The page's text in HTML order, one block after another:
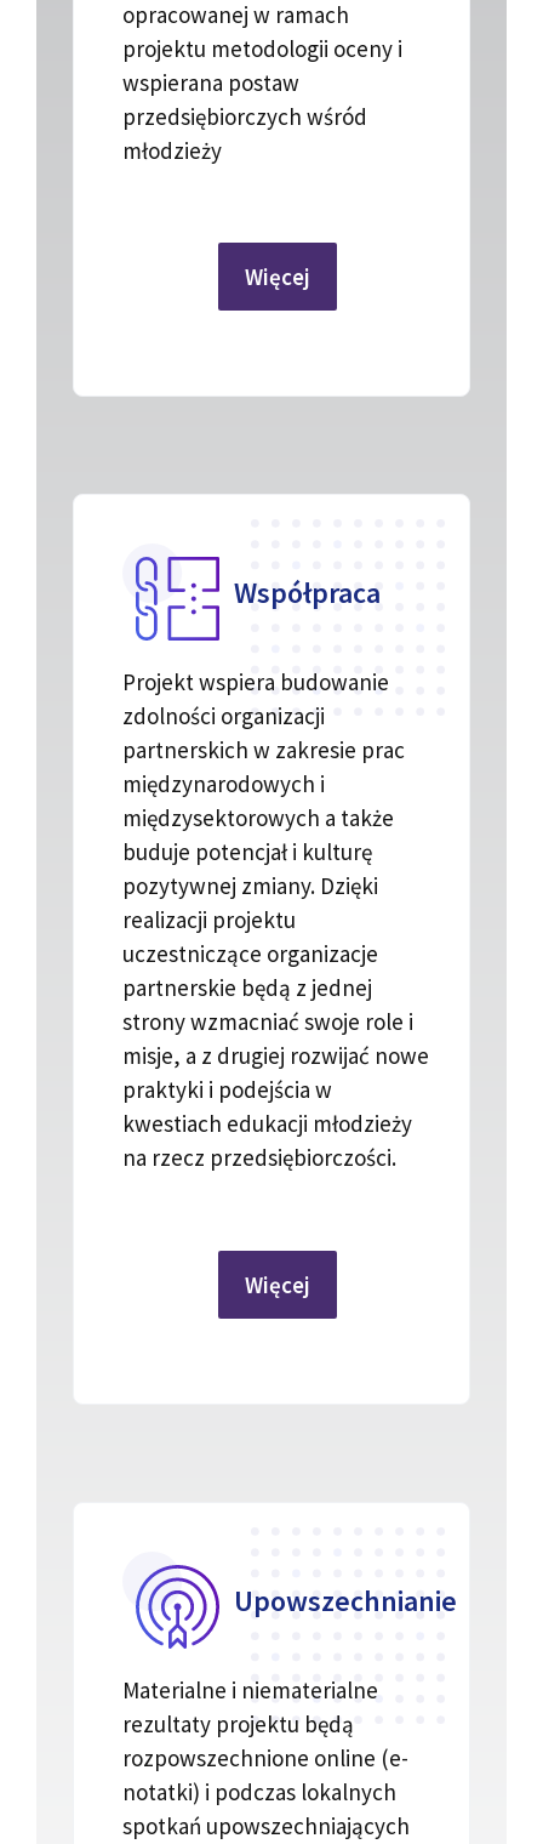
opracowanej w ramach
projektu metodologii oceny i
wspierana postaw
przedsiębiorczych wśród
młodzieży
Więcej
Współpraca
Projekt wspiera budowanie
zdolności organizacji
partnerskich w zakresie prac
międzynarodowych i
międzysektorowych a także
buduje potencjał i kulturę
pozytywnej zmiany. Dzięki
realizacji projektu
uczestniczące organizacje
partnerskie będą z jednej
strony wzmacniać swoje role i
misje, a z drugiej rozwijać nowe
praktyki i podejścia w
kwestiach edukacji młodzieży
na rzecz przedsiębiorczości.
Więcej
Upowszechnianie
Materialne i niematerialne
rezultaty projektu będą
rozpowszechnione online (e-
notatki) i podczas lokalnych
spotkań upowszechniających